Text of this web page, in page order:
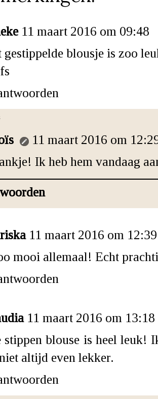
11 maart 2016 om 09:48
gestippelde blousje is zoo
11 maart 2016 om
Ik heb hem vandaag
11 maart 2016 om 12:39
mooi allemaal! Echt
11 maart 2016 om 13:18
stippen blouse is heel leuk!
altijd even lekker.